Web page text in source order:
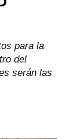
para la
del
serán las